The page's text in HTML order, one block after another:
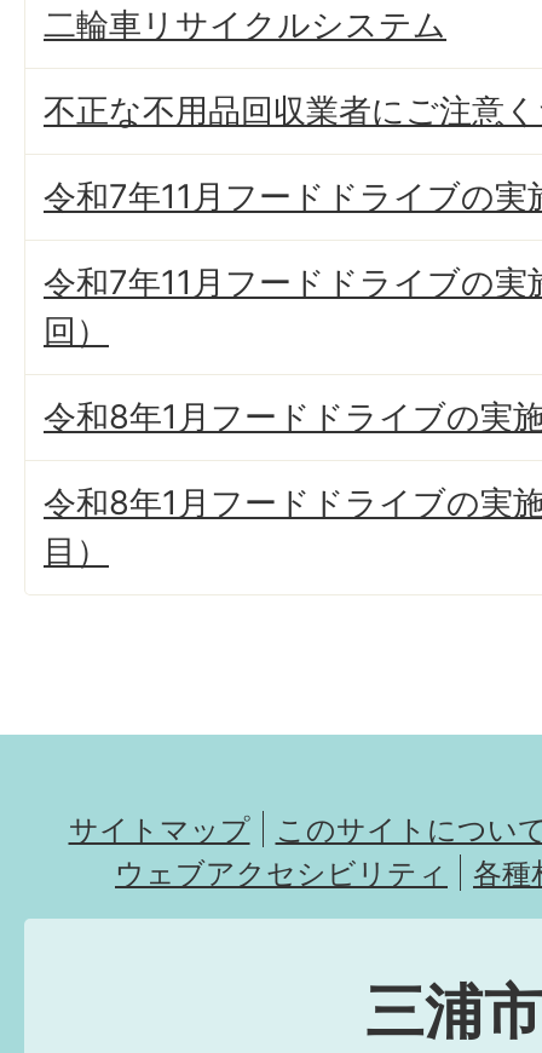
二輪車リサイクルシステム
不正な不用品回収業者にご注意
令和7年11月フードドライブの実
令和7年11月フードドライブの
回）
令和8年1月フードドライブの実
令和8年1月フードドライブの実
目）
サイトマップ
このサイトについ
ウェブアクセシビリティ
各種
三浦市